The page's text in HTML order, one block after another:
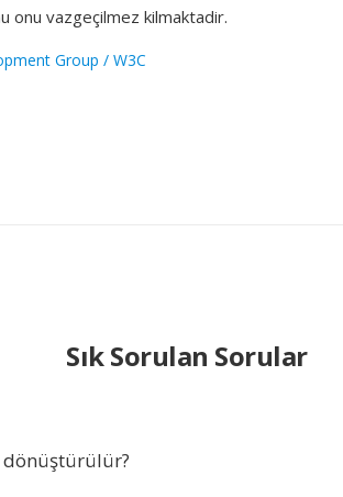
onu vazgeçilmez kilmaktadir.
Group / W3C
Sık Sorulan Sorular
dönüştürülür?